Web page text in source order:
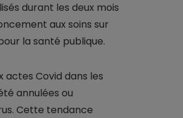
durant les deux mois
aux soins sur
la santé publique.
Covid dans les
annulées ou
Cette tendance